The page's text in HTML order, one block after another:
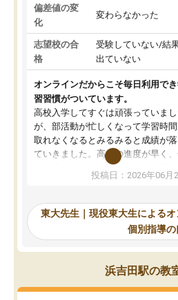
偏差値の変
化
変わらなかった
志望校の合
格
受験していない/結
出ていない
オンラインだからこそ毎日利用で
習習慣がついています。
高校入学してすぐは頑張っていま
が、部活動が忙しくなって学習時
取れなくなるとみるみると成績が
ていきました。高校の進度が早く
供も家に帰って勉強の話すると嫌な
応を示します。東大先生にお願い
れるので、親としても安心です。毎
使える自習室とかもあり、わからな
ところがあれば先生が回答してくれ
のも重宝しています。
投稿日：2026年06月
東大先生｜現役東大生によるオ
個別指導
浜吉田駅の教